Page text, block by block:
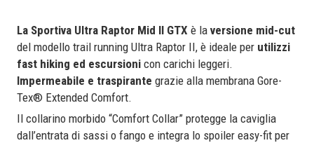
La Sportiva Ultra Raptor Mid II GTX è la versione mid-cut
del modello trail running Ultra Raptor II, è ideale per utilizzi
fast hiking ed escursioni con carichi leggeri.
Impermeabile e traspirante grazie alla membrana Gore-
Tex® Extended Comfort.
Il collarino morbido “Comfort Collar” protegge la caviglia
dall’entrata di sassi o fango e integra lo spoiler easy-fit per